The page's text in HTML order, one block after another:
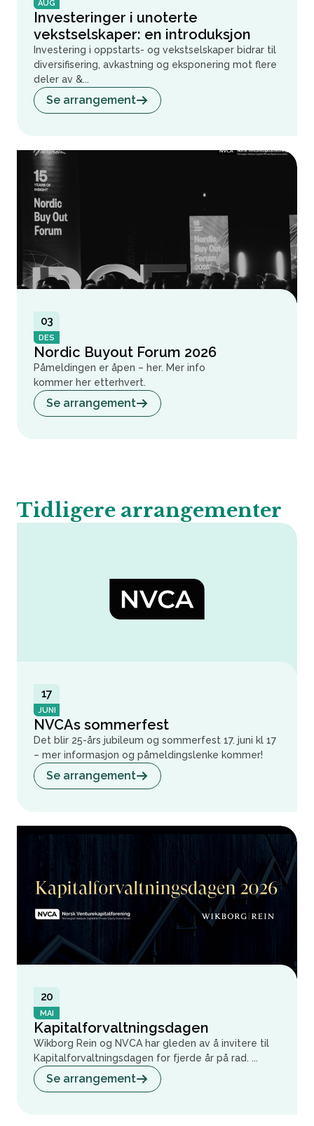
AUG
Investeringer i unoterte
vekstselskaper: en introduksjon
Investering i oppstarts- og vekstselskaper bidrar til
diversifisering, avkastning og eksponering mot flere
deler av &...
Se arrangement
03
DES
Nordic Buyout Forum 2026
Påmeldingen er åpen – her. Mer info
kommer her etterhvert.
Se arrangement
Tidligere arrangementer
17
JUNI
NVCAs sommerfest
Det blir 25-års jubileum og sommerfest 17. juni kl 17
– mer informasjon og påmeldingslenke kommer!
Se arrangement
20
MAI
Kapitalforvaltningsdagen
Wikborg Rein og NVCA har gleden av å invitere til
Kapitalforvaltningsdagen for fjerde år på rad. ...
Se arrangement